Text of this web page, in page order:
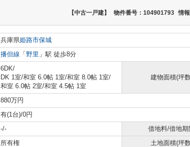
【中古一戸建】 物件番号：104901793 情
兵庫県姫路市保城
播但線 「 野里 」駅 徒歩8分
6DK/
DK 1室/和室 6.0帖 1室/和室 8.0帖 1室/
和室 6.0帖 2室/和室 4.5帖 1室
建物面積(坪
880万円
有(1台)/0円
-/-
借地料/借地期
所有権
土地面積(坪